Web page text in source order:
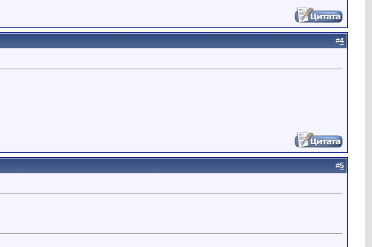
#4
#5